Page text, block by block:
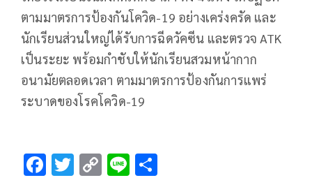
ตามมาตรการป้องกันโควิด-19 อย่างเคร่งครัด และ
นักเรียนส่วนใหญ่ได้รับการฉีดวัคซีน และตรวจ ATK
เป็นระยะ พร้อมกำชับให้นักเรียนสวมหน้ากาก
อนามัยตลอดเวลา ตามมาตรการป้องกันการแพร่
ระบาดของโรคโควิด-19
F T C Li